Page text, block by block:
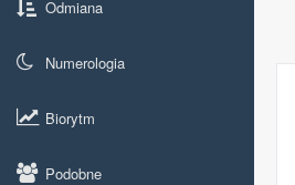
Odmiana
Numerologia
Biorytm
Podobne